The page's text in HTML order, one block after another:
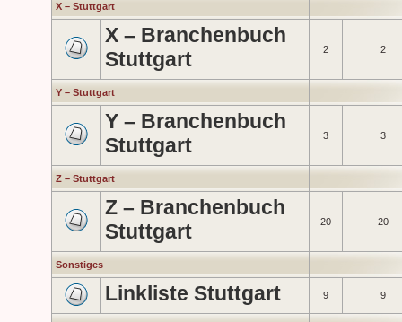
X – Stuttgart
X – Branchenbuch
Stuttgart
2 2
Y – Stuttgart
Y – Branchenbuch
Stuttgart
3 3
Z – Stuttgart
Z – Branchenbuch
Stuttgart
20 20
Sonstiges
Linkliste Stuttgart 9 9